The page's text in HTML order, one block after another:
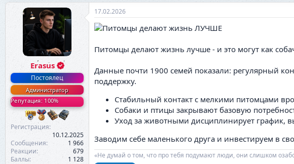
е
ч
а
л
а
Erasus
Постоялец
Администратор
Репутация: 100%
Регистрация
10.12.2025
Сообщения
1 966
Реакции
679
Баллы
1 128
17.02.2026
Питомцы делают жизнь лучше - и это могут как
Данные почти 1900 семей показали: регулярный
поддержку.
Стабильный контакт с мелкими питомцами
Собаки и птицы закрывают базовую
Уход за животными дисциплинирует график,
Заводим себе маленького друга и инвестируем в
«Не думай о том, что про тебя подумают люди, они слишком